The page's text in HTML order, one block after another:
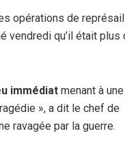
opérations de
vendredi qu’il était plus
immédiat menant à une
», a dit le chef de
ravagée par la guerre.